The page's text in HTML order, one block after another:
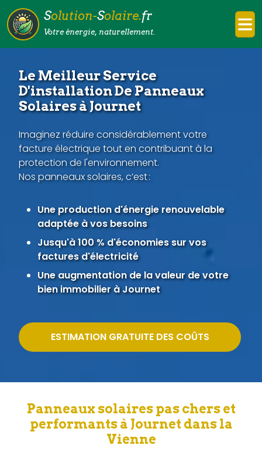
Solution-Solaire.fr
Votre énergie, naturellement.
Le Meilleur Service
D'installation De Panneaux
Solaires à Journet
Imaginez réduire considérablement votre
facture électrique tout en contribuant à la
protection de l'environnement.
Nos panneaux solaires, c’est :
Une production d'énergie renouvelable
adaptée à vos besoins
Jusqu'à 100 % d'économies sur vos
factures d'électricité
Une augmentation de la valeur de votre
bien immobilier à Journet
ESTIMATION GRATUITE DES COÛTS
Panneaux solaires pas chers et
performants à Journet dans la
Vienne